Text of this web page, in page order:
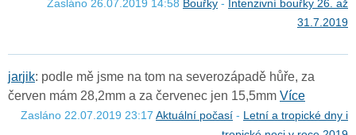
Zasláno 26.07.2019 14:58 Bouřky - Intenzivní bouřky 26. až
31.7.2019
jarjik: podle mě jsme na tom na severozápadě hůře, za
červen mám 28,2mm a za červenec jen 15,5mm Více
Zasláno 22.07.2019 23:17 Aktuální počasí - Letní a tropické dny i